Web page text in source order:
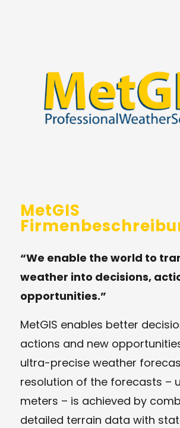
MetGIS
“We enable the world to
weather into decisions,
opportunities.”
MetGIS enables better
actions and new
ultra-precise weather
resolution of the forecasts –
meters – is achieved by
detailed terrain data with